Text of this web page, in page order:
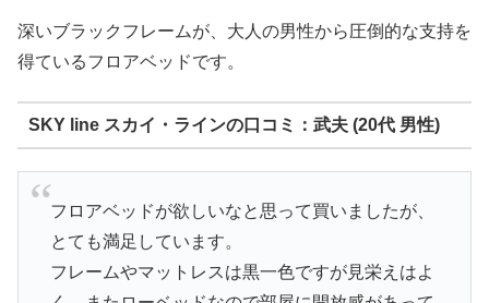
深いブラックフレームが、大人の男性から圧倒的な支持を
得ているフロアベッドです。
SKY line スカイ・ラインの口コミ：武夫 (20代 男性)
フロアベッドが欲しいなと思って買いましたが、
とても満足しています。
フレームやマットレスは黒一色ですが見栄えはよ